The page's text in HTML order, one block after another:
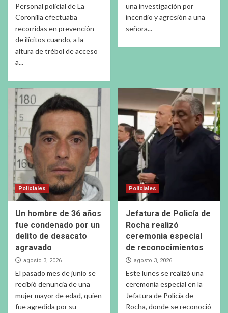
Personal policial de La
Coronilla efectuaba
recorridas en prevención
de ilícitos cuando, a la
altura de trébol de acceso
a...
una investigación por
incendio y agresión a una
señora...
Policiales
Un hombre de 36 años
fue condenado por un
delito de desacato
agravado
agosto 3, 2026
El pasado mes de junio se
recibió denuncia de una
mujer mayor de edad, quien
fue agredida por su
Policiales
Jefatura de Policía de
Rocha realizó
ceremonia especial
de reconocimientos
agosto 3, 2026
Este lunes se realizó una
ceremonia especial en la
Jefatura de Policía de
Rocha, donde se reconoció